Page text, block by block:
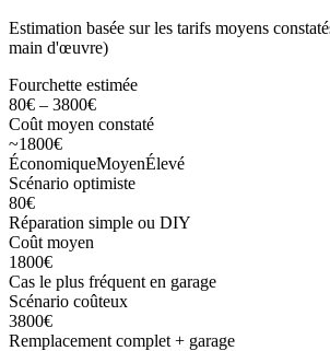
Estimation basée sur les tarifs moyens
main d'œuvre)
Fourchette estimée
80€ – 3800€
Coût moyen constaté
~1800€
ÉconomiqueMoyenÉlevé
Scénario optimiste
80€
Réparation simple ou DIY
Coût moyen
1800€
Cas le plus fréquent en garage
Scénario coûteux
3800€
Remplacement complet + garage